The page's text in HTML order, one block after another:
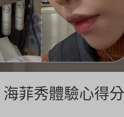
菲秀體驗心得